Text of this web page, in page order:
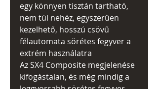
egy könnyen tisztán tartható,
nem túl nehéz, egyszerűen
kezelhető, hosszú csövű
félautomata sörétes fegyver a
extrém használatra
Az SX4 Composite megjelenése
kifogástalan, és még mindig a